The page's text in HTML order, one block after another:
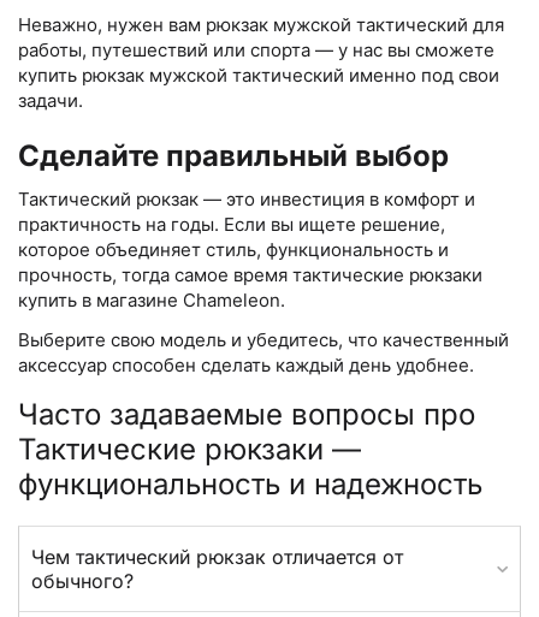
Неважно, нужен вам рюкзак мужской тактический для
работы, путешествий или спорта — у нас вы сможете
купить рюкзак мужской тактический именно под свои
задачи.
Сделайте правильный выбор
Тактический рюкзак — это инвестиция в комфорт и
практичность на годы. Если вы ищете решение,
которое объединяет стиль, функциональность и
прочность, тогда самое время тактические рюкзаки
купить в магазине Chameleon.
Выберите свою модель и убедитесь, что качественный
аксессуар способен сделать каждый день удобнее.
Часто задаваемые вопросы про
Тактические рюкзаки —
функциональность и надежность
Чем тактический рюкзак отличается от
обычного?